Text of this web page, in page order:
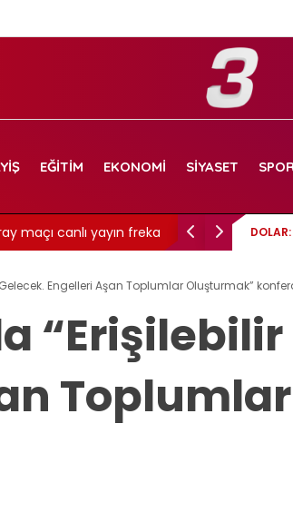
EĞITIM EKONOMI SIYASET
yayın frekans ve
Somer SivrioğluDOLAR:
Gelecek. Engelleri Aşan Toplumlar Oluşturmak”